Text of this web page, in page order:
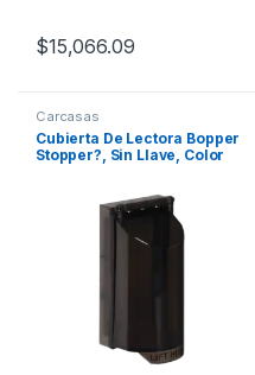
$15,066.09
Carcasas
Cubierta De Lectora Bopper
Stopper?, Sin Llave, Color